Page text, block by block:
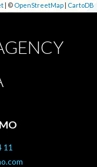
| © OpenStreetMap | CartoDB
11